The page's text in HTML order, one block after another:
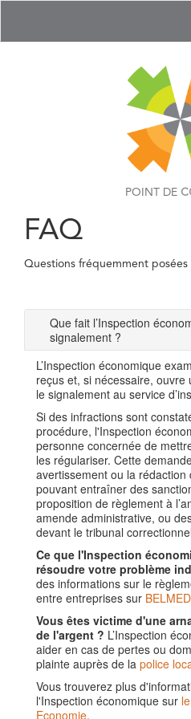
POINT DE
FAQ
Questions fréquemment posées
Que fait l’Inspection
signalement ?
L’Inspection économique
reçus et, si nécessaire,
le signalement au service
Si des infractions sont
procédure, l'Inspection
personne concernée de
les régulariser. Cette
avertissement ou la rédaction
pouvant entraîner des
proposition de règlement à
amende administrative, ou
devant le tribunal
Ce que l'Inspection
résoudre votre problème
des informations sur le
entre entreprises sur BELMED
Vous êtes victime d'une
de l'argent ? L’Inspection
aider en cas de pertes ou
plainte auprès de la police
Vous trouverez plus
l'Inspection économique sur
Economie.